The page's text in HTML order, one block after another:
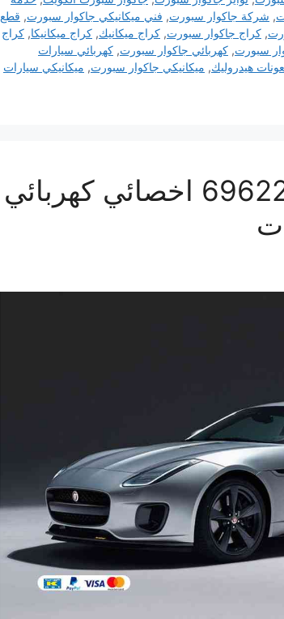
, شركة جاكوار سبورت, فني ميكانيكي جاكوار سبورت, قطع
, كراج جاكوار سبورت, كراج ميكانيك, كراج ميكانيكا, كراج
سبورت, كهربائي جاكوار سبورت, كهربائي سيارات
هيدروليك, ميكانيكي جاكوار سبورت, ميكانيكي سيارات
تصليح جاكوار سبورت 69622745 اخصائي كهربائي